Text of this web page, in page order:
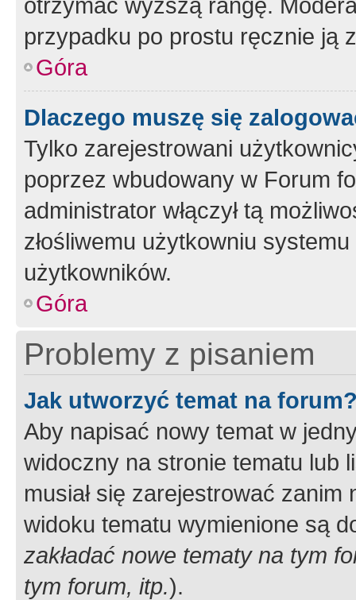
przypadku po prostu ręcznie ją
Góra
Dlaczego muszę się
Tylko zarejestrowani
poprzez wbudowany w Forum
administrator włączył tą
złośliwemu użytkowniu
użytkowników.
Góra
Problemy z pisaniem
Jak utworzyć temat na
Aby napisać nowy temat w
widoczny na stronie tematu lub
musiał się zarejestrować
widoku tematu wymienione są
zakładać nowe tematy na tym
tym forum, itp.).